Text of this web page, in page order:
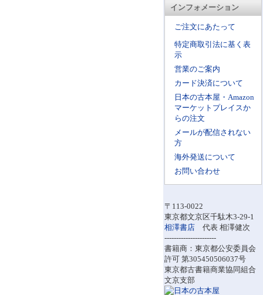
インフォメーション
ご注文にあたって
特定商取引法に基く表
示
営業のご案内
カード決済について
日本の古本屋・Amazon
マーケットプレイスか
らの注文
メールが配信されない
方
海外発送について
お問い合わせ
〒113-0022
東京都文京区千駄木3-29-1
相澤書店 代表 相澤健次
----------------------
書籍商：東京都公安委員会
許可 第305450506037号
東京都古書籍商業協同組合
文京支部